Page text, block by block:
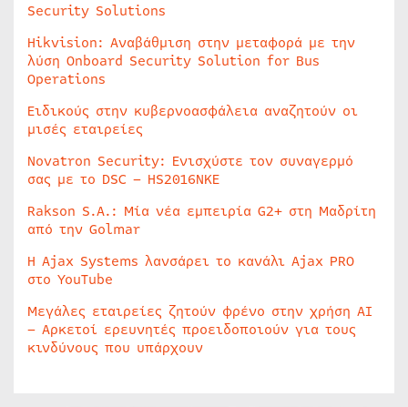
Security Solutions
Hikvision: Αναβάθμιση στην μεταφορά με την
λύση Onboard Security Solution for Bus
Operations
Ειδικούς στην κυβερνοασφάλεια αναζητούν οι
μισές εταιρείες
Novatron Security: Ενισχύστε τον συναγερμό
σας με το DSC – HS2016NKE
Rakson S.A.: Μία νέα εμπειρία G2+ στη Μαδρίτη
από την Golmar
Η Ajax Systems λανσάρει το κανάλι Ajax PRO
στο YouTube
Μεγάλες εταιρείες ζητούν φρένο στην χρήση AI
– Αρκετοί ερευνητές προειδοποιούν για τους
κινδύνους που υπάρχουν